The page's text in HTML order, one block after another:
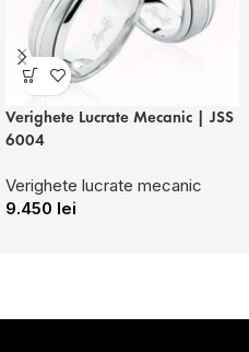
Verighete Lucrate Mecanic | JSS
6004
Verighete lucrate mecanic
9.450 lei